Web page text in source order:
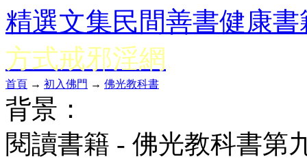
精選文集民間善書健康書
方式戒邪淫網
首頁 → 初入佛門 → 佛光教科書
背景：
閱讀書籍 - 佛光教科書第